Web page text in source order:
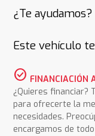
¿Te ayudamos?
Este vehículo
check_circle FINANCIACIÓN
¿Quieres financiar?
para ofrecerte la
necesidades.
encargamos de todo